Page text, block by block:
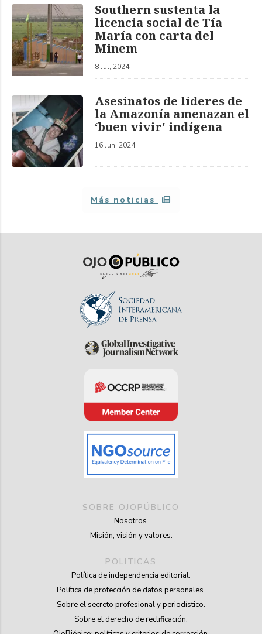
Southern sustenta la
licencia social de Tía
María con carta del
Minem
8 Jul, 2024
Asesinatos de líderes de
la Amazonía amenazan el
‘buen vivir' indígena
16 Jun, 2024
Más noticias
SOBRE OJOPÚBLICO
Nosotros.
Misión, visión y valores.
POLITICAS
Política de independencia editorial.
Política de protección de datos personales.
Sobre el secreto profesional y periodístico.
Sobre el derecho de rectificación.